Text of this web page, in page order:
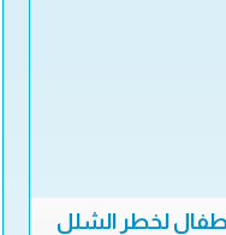
لخطر الشلل